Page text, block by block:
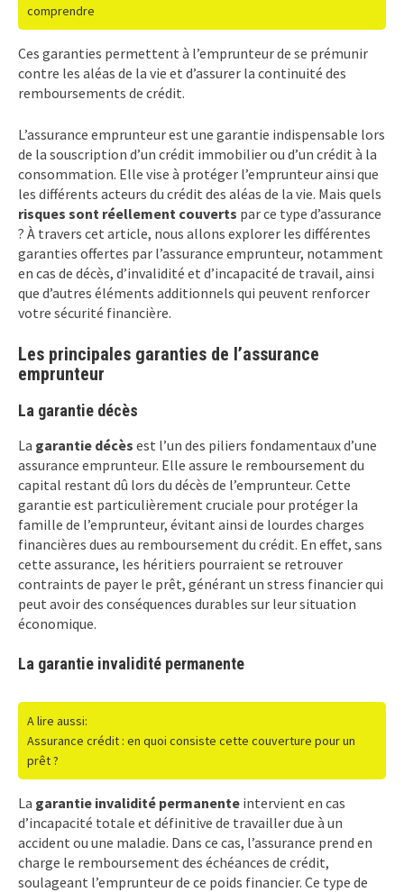
comprendre
Ces garanties permettent à l’emprunteur de se prémunir
contre les aléas de la vie et d’assurer la continuité des
remboursements de crédit.
L’assurance emprunteur est une garantie indispensable lors
de la souscription d’un crédit immobilier ou d’un crédit à la
consommation. Elle vise à protéger l’emprunteur ainsi que
les différents acteurs du crédit des aléas de la vie. Mais quels
risques sont réellement couverts par ce type d’assurance
? À travers cet article, nous allons explorer les différentes
garanties offertes par l’assurance emprunteur, notamment
en cas de décès, d’invalidité et d’incapacité de travail, ainsi
que d’autres éléments additionnels qui peuvent renforcer
votre sécurité financière.
Les principales garanties de l’assurance
emprunteur
La garantie décès
La garantie décès est l’un des piliers fondamentaux d’une
assurance emprunteur. Elle assure le remboursement du
capital restant dû lors du décès de l’emprunteur. Cette
garantie est particulièrement cruciale pour protéger la
famille de l’emprunteur, évitant ainsi de lourdes charges
financières dues au remboursement du crédit. En effet, sans
cette assurance, les héritiers pourraient se retrouver
contraints de payer le prêt, générant un stress financier qui
peut avoir des conséquences durables sur leur situation
économique.
La garantie invalidité permanente
A lire aussi:
Assurance crédit : en quoi consiste cette couverture pour un
prêt ?
La garantie invalidité permanente intervient en cas
d’incapacité totale et définitive de travailler due à un
accident ou une maladie. Dans ce cas, l’assurance prend en
charge le remboursement des échéances de crédit,
soulageant l’emprunteur de ce poids financier. Ce type de